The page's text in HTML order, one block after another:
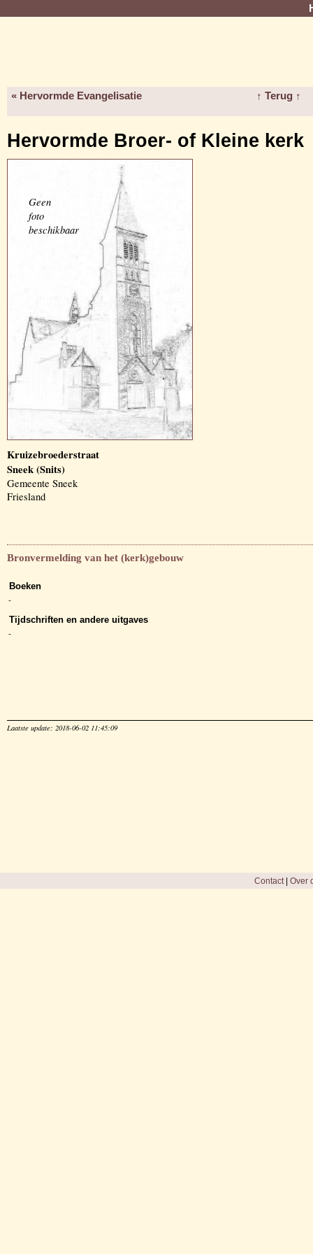
« Hervormde Evangelisatie ↑ Terug ↑
Hervormde Broer- of Kleine kerk
Geen
foto
beschikbaar
Kruizebroederstraat
Sneek (Snits)
Gemeente Sneek
Friesland
Bronvermelding van het (kerk)gebouw
Boeken
-
Tijdschriften en andere uitgaves
-
Laatste update: 2018-06-02 11:45:09
Contact| Over